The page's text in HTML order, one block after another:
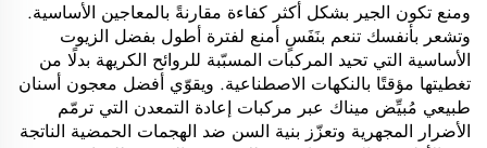
ومنع تكون الجير بشكل أكثر كفاءة مقارنةً بالمعاجين الأساسية.
وتشعر بأنفسك تنعم بنَفَسٍ أمنع لفترة أطول بفضل الزيوت
الأساسية التي تحيد المركبات المسبّبة للروائح الكريهة بدلًا من
تغطيتها مؤقتًا بالنكهات الاصطناعية. ويقوّي أفضل معجون أسنان
طبيعي مُبيِّض ميناك عبر مركبات إعادة التمعدن التي ترمّم
الأضرار المجهرية وتعزّز بنية السن ضد الهجمات الحمضية الناتجة